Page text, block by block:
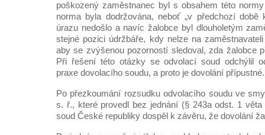
poškozený zaměstnanec byl s obsahem této
norma byla dodržována, neboť „v předchozí době
úrazu nedošlo a navíc žalobce byl dlouholetým
stejné pozici údržbáře, kdy nelze na
aby se zvýšenou pozorností sledoval, zda žalobce
Při řešení této otázky se odvolací soud odchýlil
praxe dovolacího soudu, a proto je dovolání přípustné.
Po přezkoumání rozsudku odvolacího soudu ve
s. ř., které provedl bez jednání (§ 243a odst. 1
soud České republiky dospěl k závěru, že dovolání